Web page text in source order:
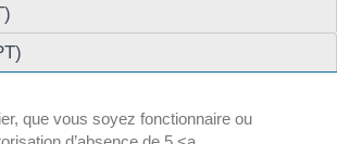
que vous soyez fonctionnaire ou